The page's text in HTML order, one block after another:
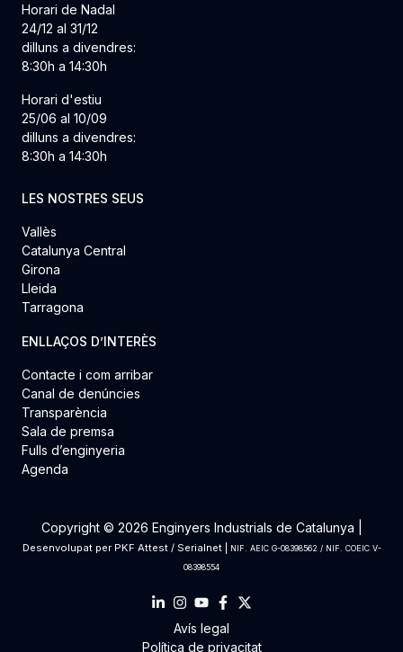
Horari de Nadal
24/12 al 31/12
dilluns a divendres:
8:30h a 14:30h
Horari d'estiu
25/06 al 10/09
dilluns a divendres:
8:30h a 14:30h
LES NOSTRES SEUS
Vallès
Catalunya Central
Girona
Lleida
Tarragona
ENLLAÇOS D’INTERÈS
Contacte i com arribar
Canal de denúncies
Transparència
Sala de premsa
Fulls d’enginyeria
Agenda
Copyright © 2026 Enginyers Industrials de Catalunya |
Desenvolupat per PKF Attest/ Serialnet|
NIF. AEIC G-08398562 / NIF. COEIC V-
08398554
Avís legal
Política de privacitat